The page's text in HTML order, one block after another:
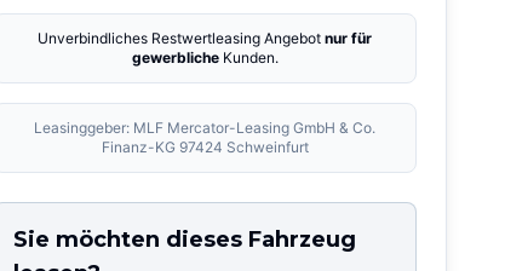
Unverbindliches Restwertleasing Angebot nur für
gewerblicheKunden.
Leasinggeber: MLF Mercator-Leasing GmbH & Co.
Finanz-KG 97424 Schweinfurt
Sie möchten dieses Fahrzeug